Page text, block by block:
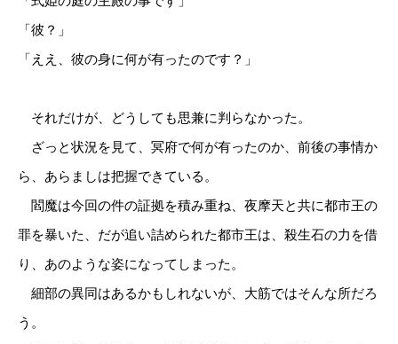
「彼？」
「ええ、彼の身に何が有ったのです？」
それだけが、どうしても思兼に判らなかった。
ざっと状況を見て、冥府で何が有ったのか、前後の事情か
ら、あらましは把握できている。
閻魔は今回の件の証拠を積み重ね、夜摩天と共に都市王の
罪を暴いた、だが追い詰められた都市王は、殺生石の力を借
り、あのような姿になってしまった。
細部の異同はあるかもしれないが、大筋ではそんな所だろ
う。